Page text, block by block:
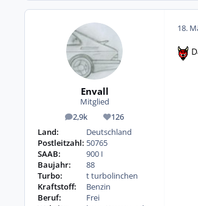
Envall
Mitglied
2,9k
Beiträge 126
Reputation
Land:
Deutschland
Postleitzahl: 50765
SAAB:
900 I
Baujahr:
88
Turbo:
t turbolinchen
Kraftstoff:
Benzin
Beruf:
Frei
18.